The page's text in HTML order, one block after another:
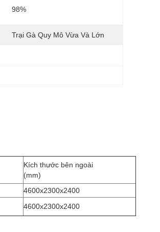
98%
Trại Gà Quy Mô Vừa Và Lớn
Kích thước bên ngoài
(mm)
4600x2300x2400
4600x2300x2400